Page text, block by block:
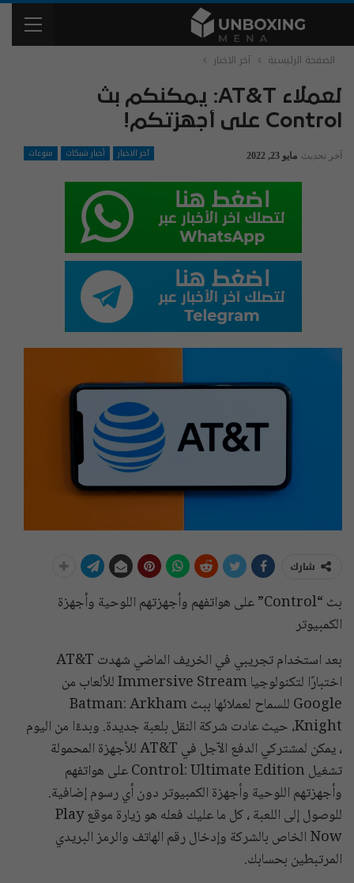
الصفحة الرئيسية آخر الاخبار
لعملاء AT&T: يمكنكم بث
Control على أجهزتكم!
آخر الاخبار أخبار شبكات منوعات آخر تحديث مايو 23, 2022
شارك
بث “Control” على هواتفهم وأجهزتهم اللوحية وأجهزة
الكمبيوتر
بعد استخدام تجريبي في الخريف الماضي شهدت AT&T
اختبارًا لتكنولوجيا Immersive Stream للألعاب من
Google للسماح لعملائها ببث Batman: Arkham
Knight، حيث عادت شركة النقل بلعبة جديدة. وبدءًا من اليوم
، يمكن لمشتركي الدفع الآجل في AT&T للأجهزة المحمولة
تشغيل Control: Ultimate Edition على هواتفهم
وأجهزتهم اللوحية وأجهزة الكمبيوتر دون أي رسوم إضافية.
للوصول إلى اللعبة ، كل ما عليك فعله هو زيارة موقع Play
Now الخاص بالشركة وإدخال رقم الهاتف والرمز البريدي
المرتبطين بحسابك.